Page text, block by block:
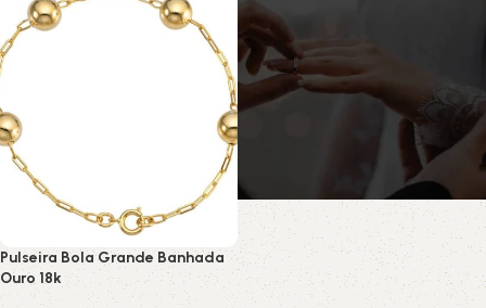
Pulseira Bola Grande Banhada
Ouro 18k